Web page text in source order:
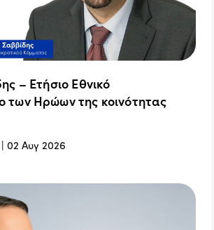
– Ετήσιο Εθνικό
των Ηρώων της κοινότητας
|02 Αυγ 2026